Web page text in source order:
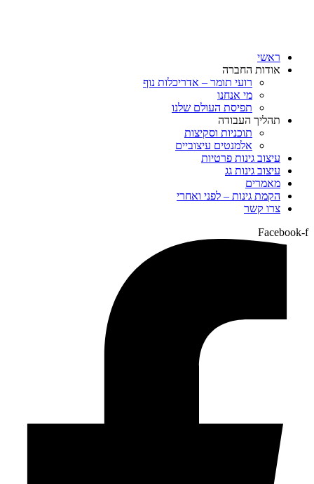
ראשי
אודות החברה
רועי תומר – אדריכלות נוף
מי אנחנו
תפיסת העולם שלנו
תהליך העבודה
תוכניות וסקיצות
אלמנטים עיצוביים
עיצוב גינות פרטיות
עיצוב גינות גג
מאמרים
הקמת גינות – לפני ואחרי
צרו קשר
Facebook-f